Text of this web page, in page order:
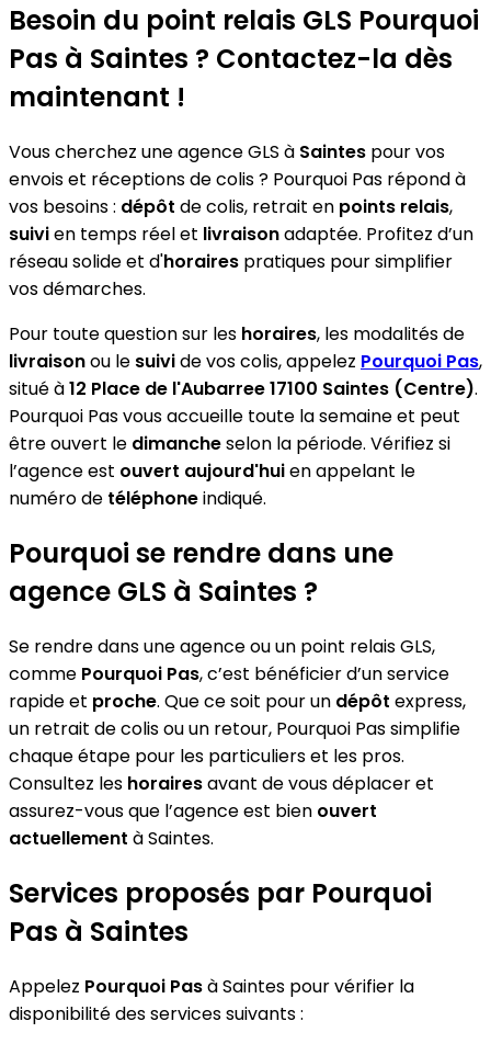
−
Besoin du point relais GLS Pourquoi
Pas à Saintes ? Contactez-la dès
maintenant !
Vous cherchez une agence GLS à Saintes pour vos
envois et réceptions de colis ? Pourquoi Pas répond à
vos besoins : dépôt de colis, retrait en points relais,
suivien temps réel et livraisonadaptée. Profitez d’un
réseau solide et d'horaires pratiques pour simplifier
vos démarches.
Pour toute question sur les horaires, les modalités de
livraisonou le suivide vos colis, appelez Pourquoi Pas,
situé à12 Place de l'Aubarree 17100 Saintes (Centre).
Pourquoi Pas vous accueille toute la semaine et peut
être ouvert le dimancheselon la période. Vérifiez si
l’agence est ouvert aujourd'huien appelant le
numéro de téléphoneindiqué.
Pourquoi se rendre dans une
agence GLS à Saintes ?
Se rendre dans une agence ou un point relais GLS,
comme Pourquoi Pas, c’est bénéficier d’un service
rapide et proche. Que ce soit pour un dépôt express,
un retrait de colis ou un retour, Pourquoi Pas simplifie
chaque étape pour les particuliers et les pros.
Consultez les horairesavant de vous déplacer et
assurez-vous que l’agence est bien ouvert
actuellement à Saintes.
Services proposés par Pourquoi
Pas à Saintes
Appelez Pourquoi Pasà Saintes pour vérifier la
disponibilité des services suivants :